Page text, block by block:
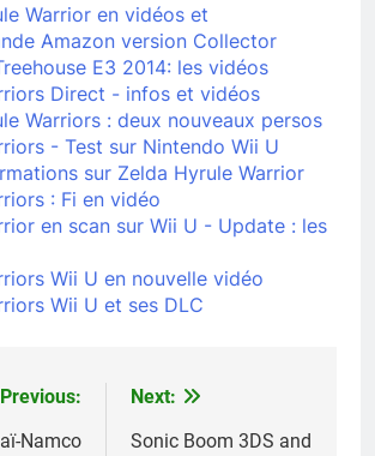
Warrior en vidéos et
Amazon version Collector
E3 2014: les vidéos
Direct - infos et vidéos
Warriors : deux nouveaux persos
- Test sur Nintendo Wii U
sur Zelda Hyrule Warrior
: Fi en vidéo
en scan sur Wii U - Update : les
Wii U en nouvelle vidéo
Wii U et ses DLC
Previous:
Namco
Next:
Sonic Boom 3DS and